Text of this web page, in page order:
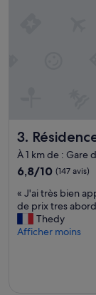
v
o
m
i
à
6
h
d
3.
Résidence
À 1 km de : Gare
6.8
10,
(147 avis)
6,8/10 (147 avis)
«
J
'
a
« J'ai très bien
de prix tres
Thedy
Afficher moins